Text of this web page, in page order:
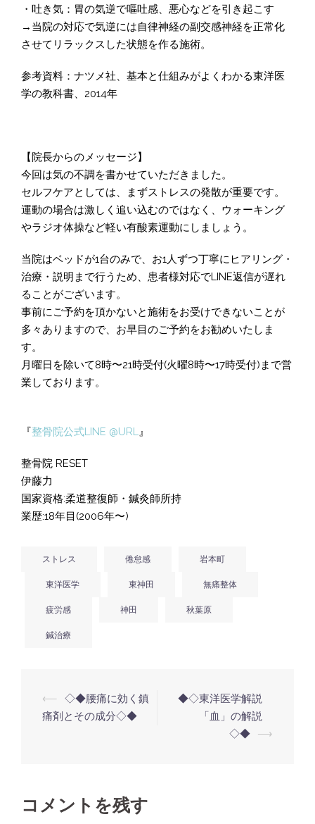
・吐き気：胃の気逆で嘔吐感、悪心などを引き起こす
→当院の対応で気逆には自律神経の副交感神経を正常化
させてリラックスした状態を作る施術。
参考資料：ナツメ社、基本と仕組みがよくわかる東洋医
学の教科書、2014年
【院長からのメッセージ】
今回は気の不調を書かせていただきました。
セルフケアとしては、まずストレスの発散が重要です。
運動の場合は激しく追い込むのではなく、ウォーキング
やラジオ体操など軽い有酸素運動にしましょう。
当院はベッドが1台のみで、お1人ずつ丁寧にヒアリング・
治療・説明まで行うため、患者様対応でLINE返信が遅れ
ることがございます。
事前にご予約を頂かないと施術をお受けできないことが
多々ありますので、お早目のご予約をお勧めいたしま
す。
月曜日を除いて8時〜21時受付(火曜8時〜17時受付)まで営
業しております。
『整骨院公式LINE @URL』
整骨院 RESET
伊藤力
国家資格:柔道整復師・鍼灸師所持
業歴:18年目(2006年〜)
ストレス 倦怠感 岩本町
東洋医学 東神田 無痛整体
疲労感 神田 秋葉原
鍼治療
投
稿
ー
⟵
◇◆腰痛に効く鎮
痛剤とその成分◇◆
◆◇東洋医学解説
「血」の解説
◇◆
⟶
コメントを残す